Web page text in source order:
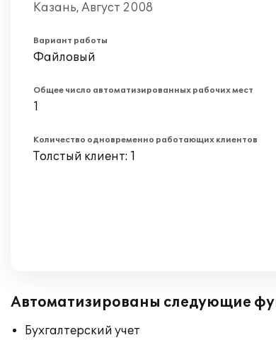
Казань, Август 2008
Вариант работы
Файловый
Общее число автоматизированных рабочих мест
1
Количество одновременно работающих клиентов
Толстый клиент: 1
Автоматизированы следующие
Бухгалтерский учет